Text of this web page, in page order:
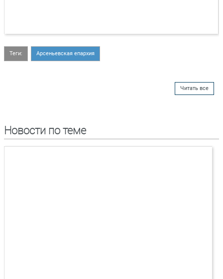
Теги: Арсеньевская епархия
Читать все
Новости по теме